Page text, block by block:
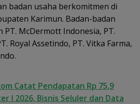
badan usaha berkomitmen di
Karimun. Badan-badan
PT. McDermott Indonesia, PT.
Royal Assetindo, PT. Vitka Farma,
Catat Pendapatan Rp 75,9
I 2026, Bisnis Seluler dan Data